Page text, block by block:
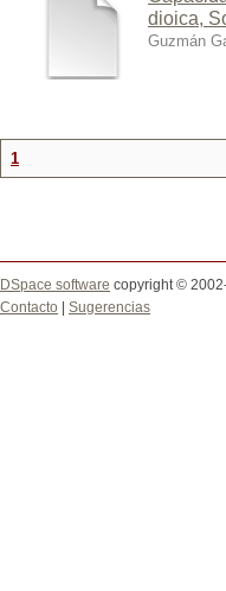
dioica,
Guzmán
1
DSpace software copyright ©
Contacto
Sugerencias